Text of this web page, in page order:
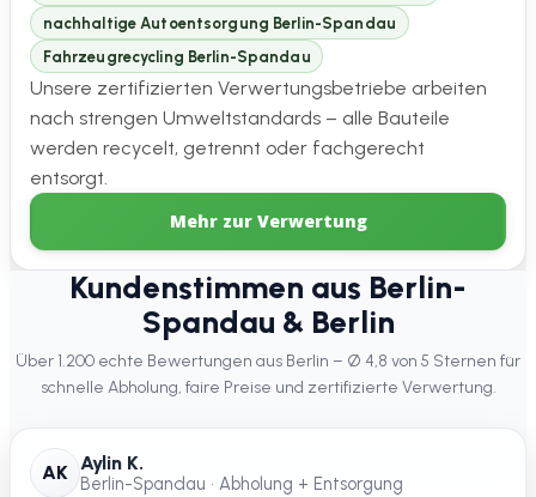
nachhaltige Autoentsorgung Berlin-Spandau
Fahrzeugrecycling Berlin-Spandau
Unsere zertifizierten Verwertungsbetriebe arbeiten
nach strengen Umweltstandards – alle Bauteile
werden recycelt, getrennt oder fachgerecht
entsorgt.
Mehr zur Verwertung
Kundenstimmen aus Berlin-
Spandau & Berlin
Über 1.200 echte Bewertungen aus Berlin – Ø 4,8 von 5 Sternen für
schnelle Abholung, faire Preise und zertifizierte Verwertung.
AK Aylin K.
Berlin-Spandau • Abholung + Entsorgung